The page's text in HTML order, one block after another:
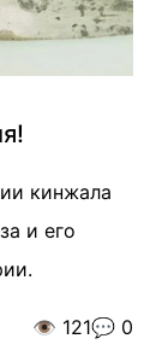
кинжала
и его
👁️ 121💬 0